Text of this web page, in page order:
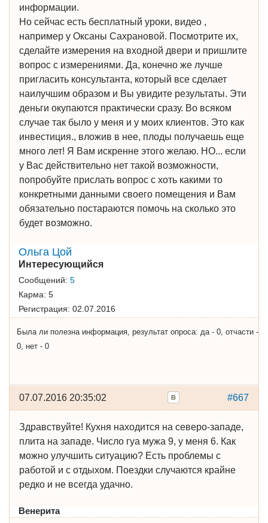
информации.
Но сейчас есть бесплатный уроки, видео ,
например у Оксаны Сахрановой. Посмотрите их,
сделайте измерения на входной двери и пришлите
вопрос с измерениями. Да, конечно же лучше
пригласить консультанта, который все сделает
наилучшим образом и Вы увидите результаты. Эти
деньги окупаются практически сразу. Во всяком
случае так было у меня и у моих клиентов. Это как
инвестиция., вложив в нее, плоды получаешь еще
много лет! Я Вам искренне этого желаю. НО... если
у Вас действительно нет такой возможности,
попробуйте прислать вопрос с хоть какими то
конкретными данными своего помещения и Вам
обязательно постараются помочь на сколько это
будет возможно.
Ольга Цой
Интересующийся
Сообщений: 5
Карма: 5
Регистрация: 02.07.2016
Была ли полезна информация, результат опроса: да - 0, отчасти -
0, нет - 0
#667
07.07.2016 20:35:02
Здравствуйте! Кухня находится на северо-западе,
плита на западе. Число гуа мужа 9, у меня 6. Как
можно улучшить ситуацию? Есть проблемы с
работой и с отдыхом. Поездки случаются крайне
редко и не всегда удачно.
Венерита